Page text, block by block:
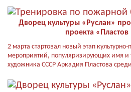
Дворец культуры «Руслан»
проекта
2 марта стартовал новый этап культурно-
мероприятий, популяризирующих имя и
художника СССР Аркадия Пластова